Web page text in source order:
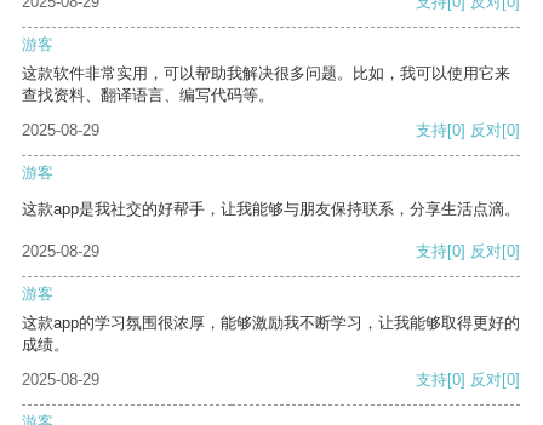
游客
这款软件非常实用，可以帮助我解决很多问题。比如，我可以使用它来
查找资料、翻译语言、编写代码等。
2025-08-29
支持[0] 反对[0]
游客
这款app是我社交的好帮手，让我能够与朋友保持联系，分享生活点滴。
2025-08-29 支持[0] 反对[0]
游客
这款app的学习氛围很浓厚，能够激励我不断学习，让我能够取得更好的
成绩。
2025-08-29
支持[0] 反对[0]